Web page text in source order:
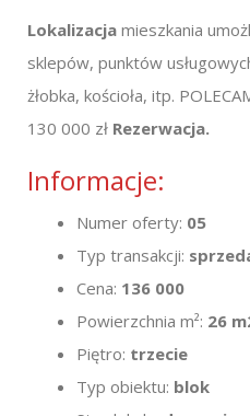
Lokalizacja mieszkania
sklepów, punktów
żłobka, kościoła, itp.
130 000 zł Rezerwacja.
Informacje:
Numer oferty: 05
Typ transakcji:
Cena: 136 000
Powierzchnia m²: 26
Piętro: trzecie
Typ obiektu: blok